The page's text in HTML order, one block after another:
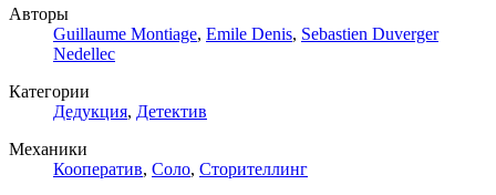
Авторы
Guillaume Montiage, Emile Denis, Sebastien Duverger
Nedellec
Категории
Дедукция, Детектив
Механики
Кооператив, Соло, Сторителлинг